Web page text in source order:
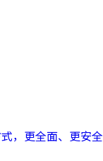
，更全面、更安全